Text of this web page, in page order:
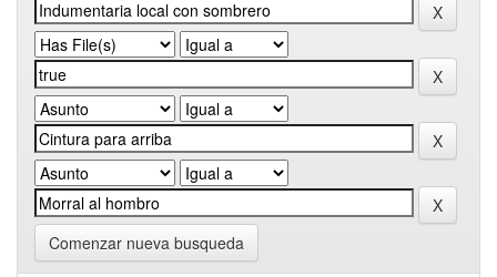
Comenzar nueva busqueda